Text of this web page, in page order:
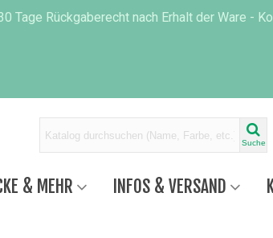
Tage Rückgaberecht nach Erhalt der Ware -
Suche
& MEHR INFOS & VERSAND